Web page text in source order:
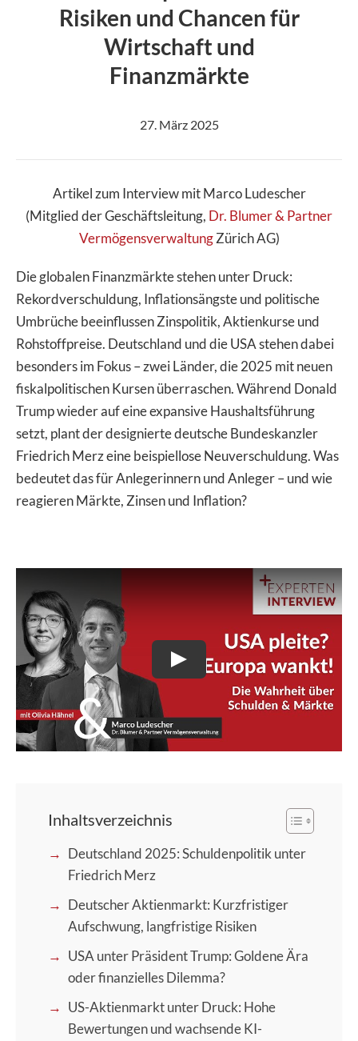
Risiken und Chancen für
Wirtschaft und
Finanzmärkte
27. März 2025
Artikel zum Interview mit Marco Ludescher
(Mitglied der Geschäftsleitung, Dr. Blumer & Partner
VermögensverwaltungZürich AG)
Die globalen Finanzmärkte stehen unter Druck:
Rekordverschuldung, Inflationsängste und politische
Umbrüche beeinflussen Zinspolitik, Aktienkurse und
Rohstoffpreise. Deutschland und die USA stehen dabei
besonders im Fokus – zwei Länder, die 2025 mit neuen
fiskalpolitischen Kursen überraschen. Während Donald
Trump wieder auf eine expansive Haushaltsführung
setzt, plant der designierte deutsche Bundeskanzler
Friedrich Merz eine beispiellose Neuverschuldung. Was
bedeutet das für Anlegerinnern und Anleger – und wie
reagieren Märkte, Zinsen und Inflation?
Inhaltsverzeichnis
Deutschland 2025: Schuldenpolitik unter
Friedrich Merz
Deutscher Aktienmarkt: Kurzfristiger
Aufschwung, langfristige Risiken
USA unter Präsident Trump: Goldene Ära
oder finanzielles Dilemma?
US-Aktienmarkt unter Druck: Hohe
Bewertungen und wachsende KI-